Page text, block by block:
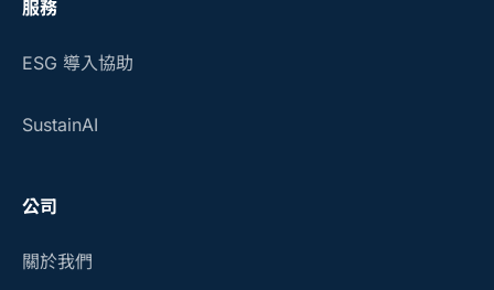
服務
ESG 導入協助
SustainAI
公司
關於我們